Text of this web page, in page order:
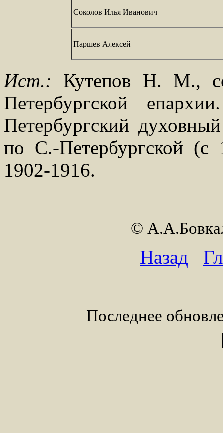
Соколов Илья Иванович
Паршев Алексей
Ист.: Кутепов Н. М.,
Петербургской
Петербургский
по С.-Петербургской (с
1902-1916.
©
Назад
Последнее